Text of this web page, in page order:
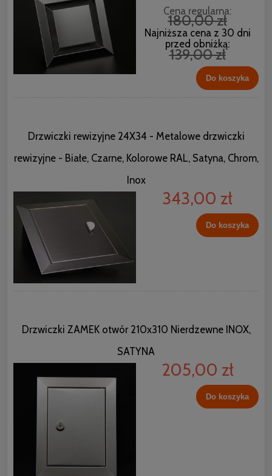
Cena regularna:
180,00 zł
Najniższa cena z 30 dni
przed obniżką:
139,00 zł
Do koszyka
Drzwiczki rewizyjne 24X34 - Metalowe drzwiczki
rewizyjne - Białe, Czarne, Kolorowe RAL, Satyna, Chrom,
Inox
343,00 zł
Do koszyka
Drzwiczki ZAMEK otwór 210x310 Nierdzewne INOX,
SATYNA
205,00 zł
Do koszyka